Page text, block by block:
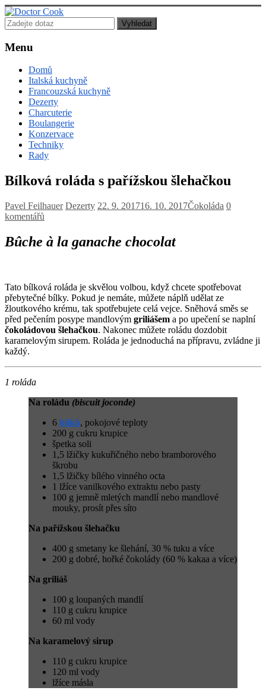
Doctor
Cook
Lékař
posedlý
jídlem,
vařením
pečením!
Menu
Domů
Italská kuchyně
Francouzská kuchyně
Dezerty
Charcuterie
Boulangerie
Konzervace
Techniky
Rady
Bílková roláda s pařížskou šlehačkou
Pavel Feilhauer Dezerty 22. 9. 201716. 10. 2017Čokoláda 0
komentářů
Bûche à la ganache chocolat
Tato bílková roláda je skvělou volbou, když chcete spotřebovat
přebytečné bílky. Pokud je nemáte, můžete náplň udělat ze
žloutkového krému, tak spotřebujete celá vejce. Sněhová směs se
před pečením posype mandlovým griliášem a po upečení se naplní
čokoládovou šlehačkou. Nakonec můžete roládu dozdobit
karamelovým sirupem. Roláda je jednoduchá na přípravu, zvládne ji
každý.
1 roláda
Na roládu (biscuit joconde)
6 bílků, pokojové teploty
200 g cukru krupice
špetka soli
1,5 lžičky kukuřičného nebo bramborového
škrobu
1,5 lžičky bílého vinného octa
1 lžíce vanilkového extraktu nebo pasty
100 g jemně mletých mandlí nebo mandlové
mouky, prosít přes síto
Na pařížskou šlehačku
400 g smetany ke šlehání, 30 % tuku a více
200 g dobré, hořké čokolády (60 % kakaa a více)
Na griliáš
100 g loupaných mandlí
110 g cukru krupice
60 ml vody
Na karamelový sirup
110 g cukru krupice
120 ml vody
lžíce másla